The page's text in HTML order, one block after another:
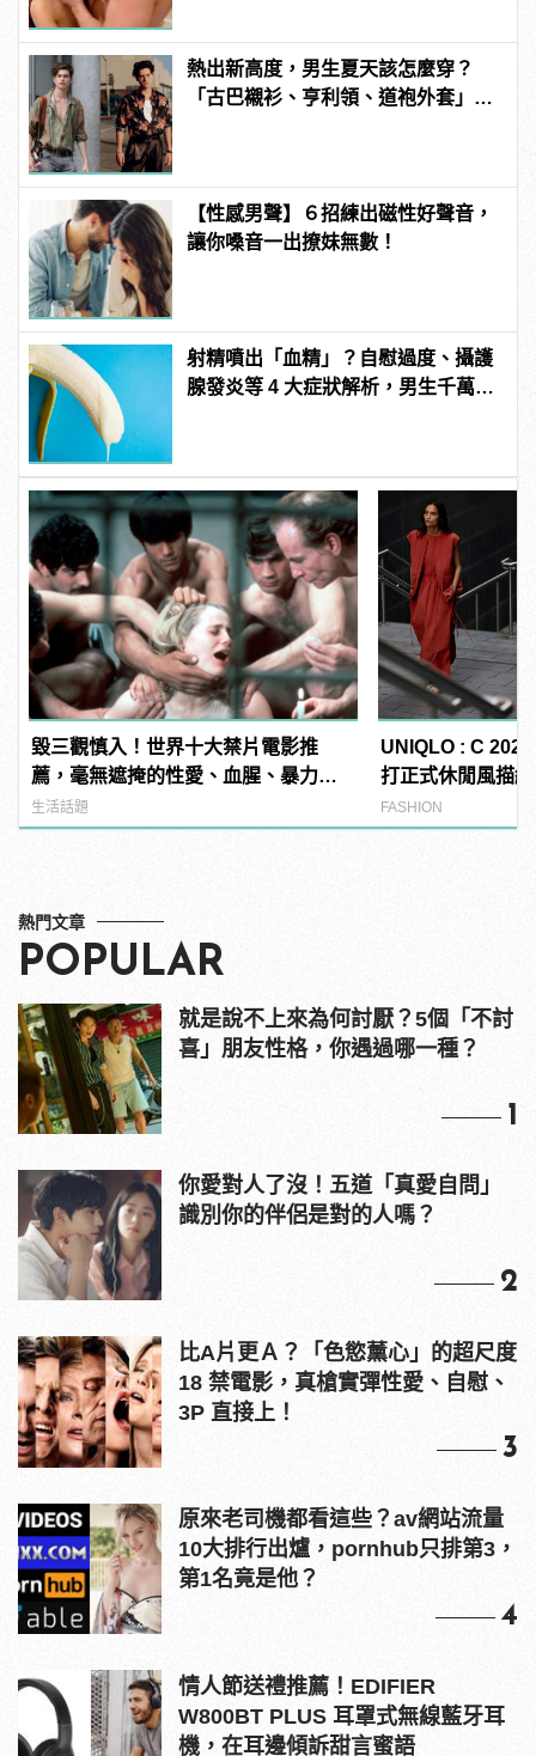
熱出新高度，男生夏天該怎麼穿？
「古巴襯衫、亨利領、道袍外套」3
【性感男聲】６招練出磁性好聲音，
讓你嗓音一出撩妹無數！
射精噴出「血精」？自慰過度、攝護
腺發炎等 4 大症狀解析，男生千萬要
毀三觀慎入！世界十大禁片電影推
薦，毫無遮掩的性愛、血腥、暴力、
噁心到極致！
生活話題
UNIQLO : C
打正式休閒風描
FASHION
熱門文章
POPULAR
就是說不上來為何討厭？5個「不討
喜」朋友性格，你遇過哪一種？
1
你愛對人了沒！五道「真愛自問」
識別你的伴侶是對的人嗎？
2
比A片更Ａ？「色慾薰心」的超尺度
18 禁電影，真槍實彈性愛、自慰、
3P 直接上！
3
原來老司機都看這些？av網站流量
10大排行出爐，pornhub只排第3，
第1名竟是他？
4
情人節送禮推薦！EDIFIER
W800BT PLUS 耳罩式無線藍牙耳
機，在耳邊傾訴甜言蜜語